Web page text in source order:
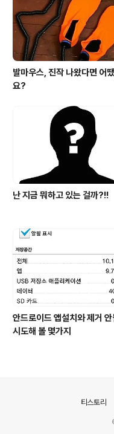
발마우스, 진작 나왔다면 어
요?
난 지금 뭐하고 있는 걸까?!!
안드로이드 앱설치와 제거 안
시도해 볼 몇가지
티스토리